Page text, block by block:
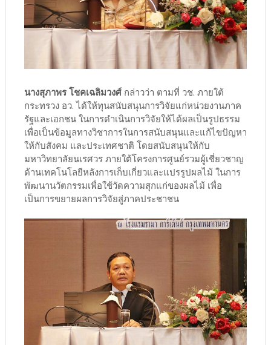
นางสุภาพร โชคเฉลิมวงศ์กล่าวว่า ตามที่ วช. ภายใต้
กระทรวง อว. ได้ให้ทุนสนับสนุนการวิจัยแก่หน่วยงานภาค
รัฐและเอกชน ในการดำเนินการวิจัยให้ได้ผลเป็นรูปธรรม
เพื่อเป็นข้อมูลทางวิชาการในการสนับสนุนและแก้ไขปัญหา
ให้กับสังคม และประเทศชาติ โดยสนับสนุนให้กับ
มหาวิทยาลัยนเรศวร ภายใต้โครงการศูนย์รวมผู้เชี่ยวชาญ
ด้านเทคโนโลยีหลังการเก็บเกี่ยวและแปรรูปผลไม้ ในการ
พัฒนานวัตกรรมเพื่อใช้วัดความสุกแก่ของผลไม้ เพื่อ
เป็นการขยายผลการวิจัยสู่ภาคประชาชน